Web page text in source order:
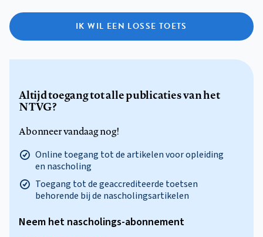
IK WIL EEN LOSSE TOETS
Altijd toegang tot alle publicaties van het
NTVG?
Abonneer vandaag nog!
Online toegang tot de artikelen voor opleiding
en nascholing
Toegang tot de geaccrediteerde toetsen
behorende bij de nascholingsartikelen
Neem het nascholings-abonnement